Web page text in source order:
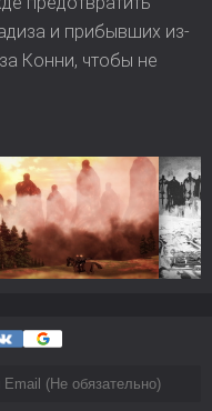
и прибывших из-
Конни, чтобы не